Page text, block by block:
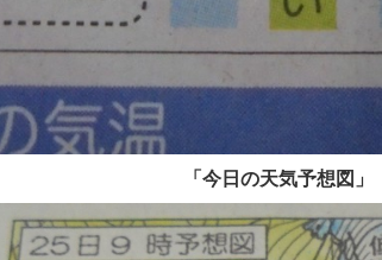
「今日の天気予想図」